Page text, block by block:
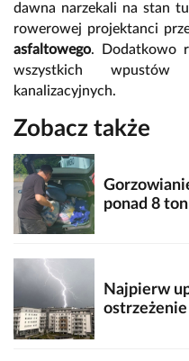
dawna narzekali na stan
rowerowej projektanci
asfaltowego. Dodatkowo
wszystkich
kanalizacyjnych.
Zobacz także
ponad 8
Najpierw